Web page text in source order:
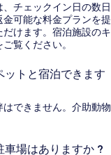
チェックイン日の数日
可能な料金プランを提
けます。宿泊施設のキ
覧ください。
ットと宿泊できます
できません。介助動物
車場はありますか ?